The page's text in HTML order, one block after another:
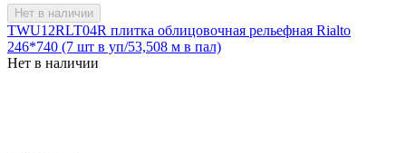
Нет в наличии
TWU12RLT04R плитка облицовочная рельефная Rialto
246*740 (7 шт в уп/53,508 м в пал)
Нет в наличии